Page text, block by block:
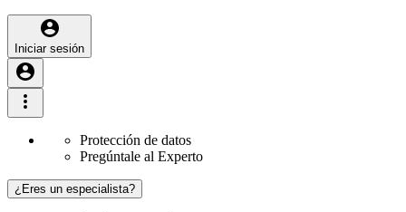
Iniciar sesión
Protección de datos
Pregúntale al Experto
¿Eres un especialista?